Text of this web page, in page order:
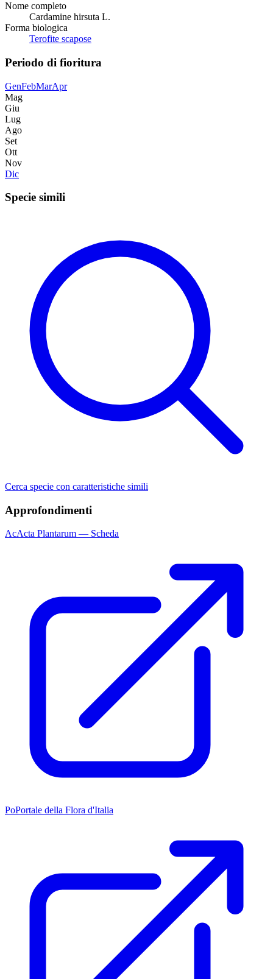
Nome completo
Cardamine hirsuta L.
Forma biologica
Terofite scapose
Periodo di fioritura
GenFebMarApr
Mag
Giu
Lug
Ago
Set
Ott
Nov
Dic
Specie simili
Cerca specie con caratteristiche simili
Approfondimenti
AcActa Plantarum — Scheda
PoPortale della Flora d'Italia